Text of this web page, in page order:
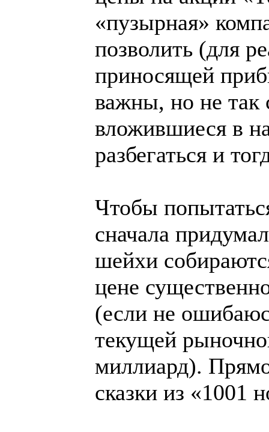
«пузырная»
позволить (для
приносящей
важны, но не так
вложившиеся в
разбегаться и
Чтобы
сначала
шейхи
цене
(если не
текущей
миллиард).
сказки из «1001